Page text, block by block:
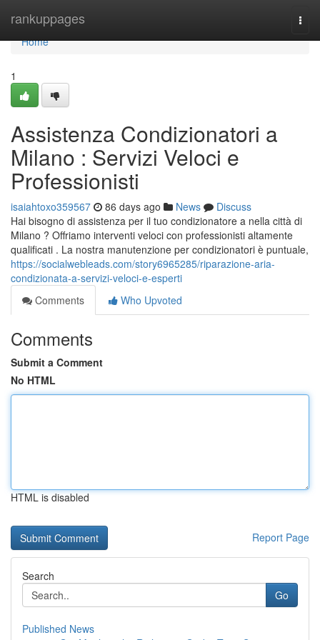
rankuppages
Home
Home
1
Assistenza Condizionatori a
Milano : Servizi Veloci e
Professionisti
isaiahtoxo359567 86 days ago News
Discuss
Hai bisogno di assistenza per il tuo condizionatore a nella città di
Milano ? Offriamo interventi veloci con professionisti altamente
qualificati . La nostra manutenzione per condizionatori è puntuale,
https://socialwebleads.com/story6965285/riparazione-aria-
condizionata-a-servizi-veloci-e-esperti
Comments
Who Upvoted
Comments
Submit a Comment
No HTML
HTML is disabled
Report Page
Search
Go
Published News